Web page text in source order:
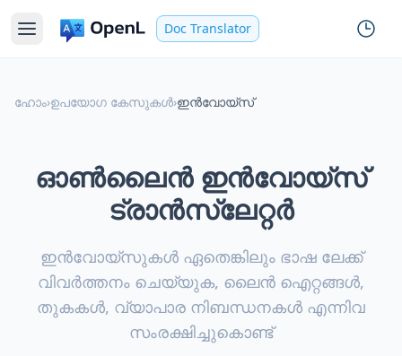
Doc Translator
ഹോം›ഉപയോഗ കേസുകൾ›ഇൻവോയ്സ്
ഓൺലൈൻ ഇൻവോയ്സ്
ട്രാൻസ്ലേറ്റർ
ഇൻവോയ്സുകൾ ഏതെങ്കിലും ഭാഷ ലേക്ക്
വിവർത്തനം ചെയ്യുക, ലൈൻ ഐറ്റങ്ങൾ,
തുകകൾ, വ്യാപാര നിബന്ധനകൾ എന്നിവ
സംരക്ഷിച്ചുകൊണ്ട്